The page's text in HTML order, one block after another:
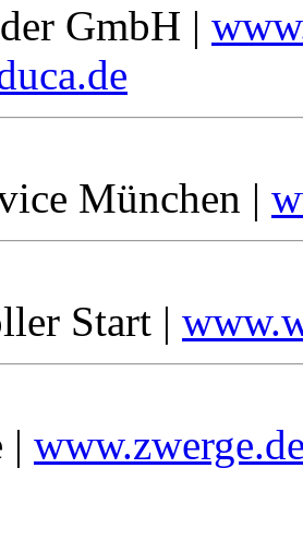
GmbH |
München |
Start |
|